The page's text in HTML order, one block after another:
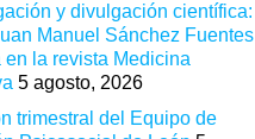
y divulgación científica:
Manuel Sánchez Fuentes
en la revista Medicina
5 agosto, 2026
trimestral del Equipo de